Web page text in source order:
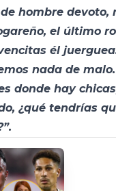
hombre devoto,
el último
él
nada de
donde hay
¿qué tendrías